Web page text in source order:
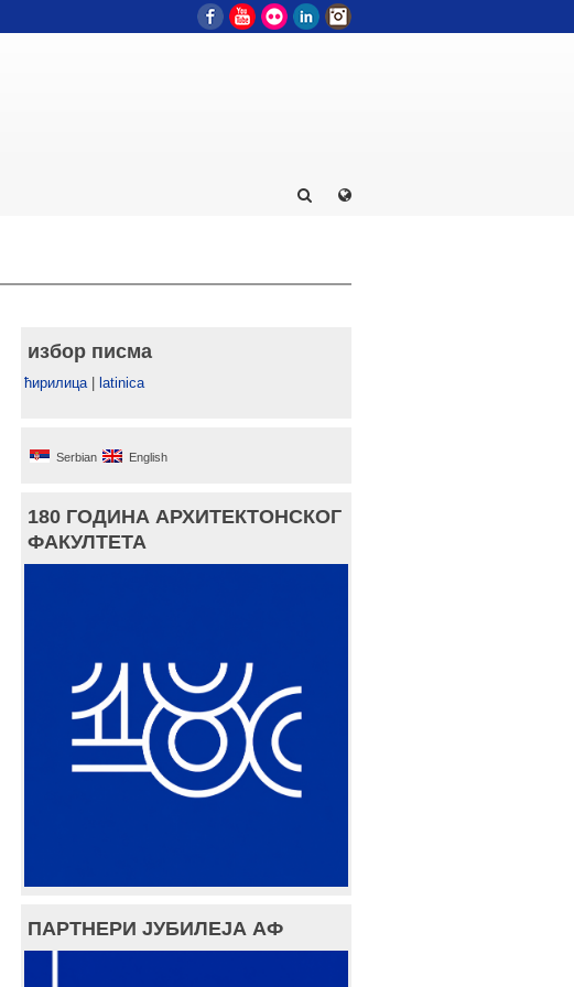
FacebookYouTube
Flickr LinkedIn
избор писма
ћирилица| latinica
Serbian English
180 ГОДИНА АРХИТЕКТОНСКОГ
ФАКУЛТЕТА
ПАРТНЕРИ ЈУБИЛЕЈА АФ